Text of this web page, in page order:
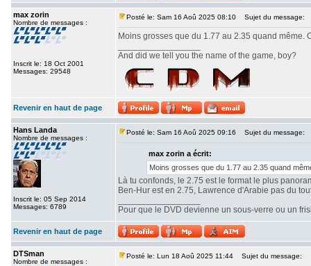
max zorin
Nombre de messages :
Inscrit le: 18 Oct 2001
Messages: 29548
Posté le: Sam 16 Aoû 2025 08:10 Sujet du message:
Moins grosses que du 1.77 au 2.35 quand même.
And did we tell you the name of the game, boy?
Revenir en haut de page
Hans Landa
Nombre de messages :
Inscrit le: 05 Sep 2014
Messages: 6789
Posté le: Sam 16 Aoû 2025 09:16 Sujet du message:
max zorin a écrit:
Moins grosses que du 1.77 au 2.35 quand
Là tu confonds, le 2.75 est le format le plus
Ben-Hur est en 2.75, Lawrence d'Arabie pas du
Pour que le DVD devienne un sous-verre ou un
Revenir en haut de page
DTSman
Nombre de messages :
Posté le: Lun 18 Aoû 2025 11:44 Sujet du message: